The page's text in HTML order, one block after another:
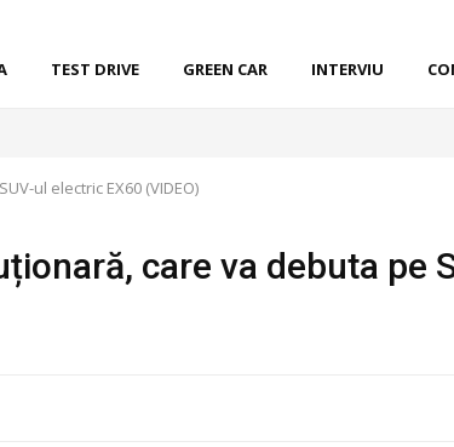
TEST DRIVE GREEN CAR INTERVIU
ul electric EX60 (VIDEO)
care va debuta pe